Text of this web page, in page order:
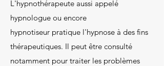
L'hypnothérapeute aussi appelé
hypnologue ou encore
hypnotiseur pratique l'hypnose à des fins
thérapeutiques. Il peut être consulté
notamment pour traiter les problèmes